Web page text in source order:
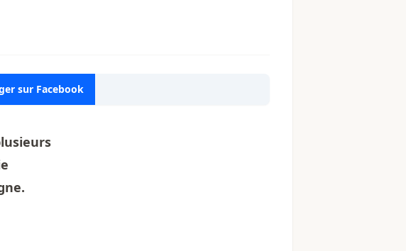
sur Facebook